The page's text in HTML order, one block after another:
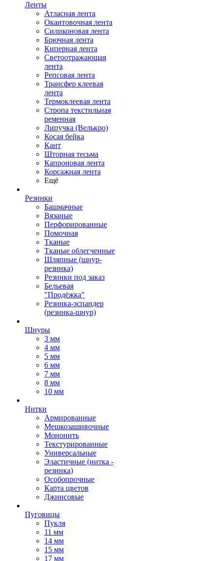
Ленты
Атласная лента
Окантовочная лента
Силиконовая лента
Брючная лента
Киперная лента
Светоотражающая
лента
Репсовая лента
Трансфер клеевая
лента
Термоклеевая лента
Стропа текстильная
ременная
Липучка (Велькро)
Косая бейка
Кант
Шторная тесьма
Капроновая лента
Корсажная лента
Ещё
Резинки
Башмачные
Вязаные
Перфорированные
Помочная
Тканые
Тканые облегченные
Шляпные (шнур-
резинка)
Резинки под заказ
Бельевая
"Продёжка"
Резинка-эспандер
(резинка-шнур)
Шнуры
3 мм
4 мм
5 мм
6 мм
7 мм
8 мм
10 мм
Нитки
Армированные
Мешкозашивочные
Мононить
Текстурированные
Универсальные
Эластичные (нитка -
резинка)
Особопрочные
Карта цветов
Джинсовые
Пуговицы
Пукля
11 мм
14 мм
15 мм
17 мм